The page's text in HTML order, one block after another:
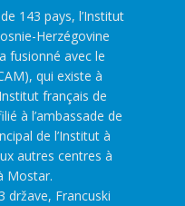
143 pays, l’Institut
Herzégovine
fusionné avec le
qui existe à
français de
à l’ambassade de
de l’Institut à
autres centres à
Mostar.
države, Francuski